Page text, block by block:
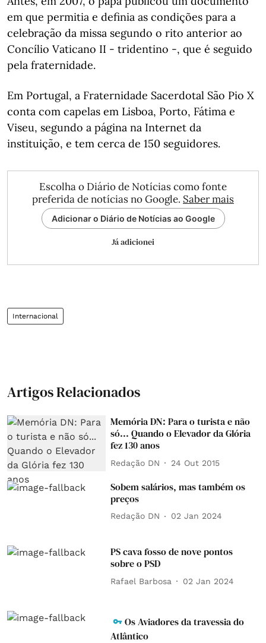
em que permitia e definia as condições para a
celebração da missa segundo o rito anterior ao
Concílio Vaticano II - tridentino -, que é seguido
pela fraternidade.
Em Portugal, a Fraternidade Sacerdotal São Pio X
conta com capelas em Lisboa, Porto, Fátima e
Viseu, segundo a página na Internet da
instituição, e tem cerca de 150 seguidores.
Escolha o Diário de Notícias como fonte
preferida de notícias no Google. Saber mais
Adicionar o Diário de Notícias ao Google
Já adicionei
Internacional
Artigos Relacionados
Memória DN: Para o turista e não
só... Quando o Elevador da Glória
fez 130 anos
Redação DN 24 Out 2015
Sobem salários, mas também os
preços
Redação DN 02 Jan 2024
PS cava fosso de nove pontos
sobre o PSD
Rafael Barbosa 02 Jan 2024
Os Aviadores da travessia do
Atlântico